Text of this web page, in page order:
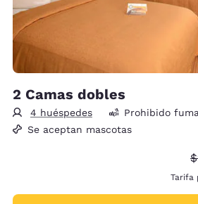
2 Camas dobles
4 huéspedes
Prohibido
Se aceptan mascotas
Tarifa